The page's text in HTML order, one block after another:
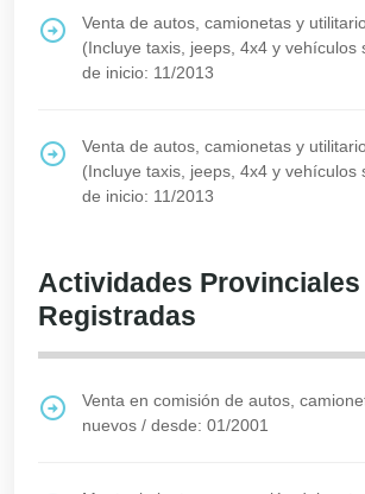
Venta de autos, camionetas y
(Incluye taxis, jeeps, 4x4 y vehículos
de inicio: 11/2013
Venta de autos, camionetas y
(Incluye taxis, jeeps, 4x4 y vehículos
de inicio: 11/2013
Actividades Provinciales
Registradas
Venta en comisión de autos,
nuevos / desde: 01/2001